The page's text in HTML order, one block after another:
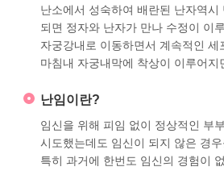
난소에서 성숙하여 배란된 난자역시
되면 정자와 난자가 만나 수정이 이
자궁강내로 이동하면서 계속적인 세
마침내 자궁내막에 착상이 이루어지
난임이란?
임신을 위해 피임 없이 정상적인 부
시도했는데도 임신이 되지 않은 경우
특히 과거에 한번도 임신의 경험이